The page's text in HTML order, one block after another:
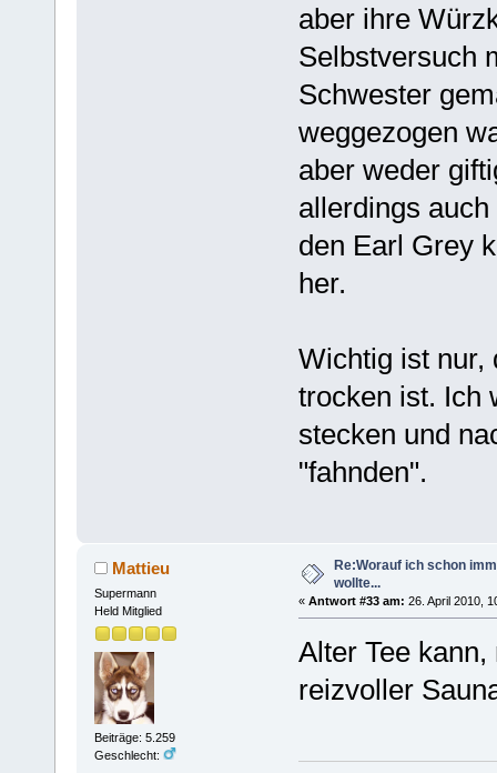
aber ihre
Selbstversuch
Schwester
weggezogen
aber weder
allerdings
den Earl Grey
her.
Wichtig ist nur,
trocken ist. Ich
stecken und
"fahnden".
Mattieu
Supermann
Held Mitglied
Beiträge: 5.259
Geschlecht:
Re:Worauf ich schon
wollte...
« Antwort #33 am: 26. April 2010,
Alter Tee
reizvoller